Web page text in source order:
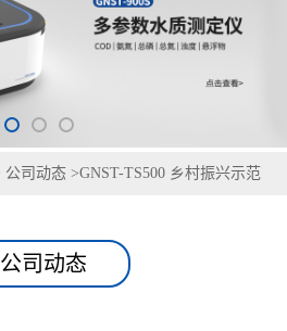
公司动态 >GNST-TS500 乡村振兴示范
公司动态